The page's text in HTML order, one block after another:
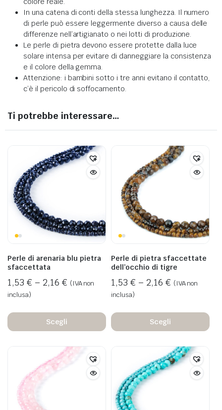
In una catena di conti della stessa lunghezza. Il numero
di perle può essere leggermente diverso a causa delle
differenze nell’artigianato o nei lotti di produzione.
Le perle di pietra devono essere protette dalla luce
solare intensa per evitare di danneggiare la consistenza
e il colore della gemma.
Attenzione: i bambini sotto i tre anni evitano il contatto,
c’è il pericolo di soffocamento.
Ti potrebbe interessare…
Perle di arenaria blu pietra
sfaccettata
1,53 € – 2,16 € (IVA non
inclusa)
Scegli
Perle di pietra sfaccettate
dell’occhio di tigre
1,53 € – 2,16 € (IVA non
inclusa)
Scegli